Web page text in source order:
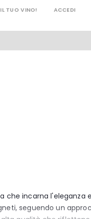
IL TUO VINO! ACCEDI
che incarna l'eleganza
seguendo un